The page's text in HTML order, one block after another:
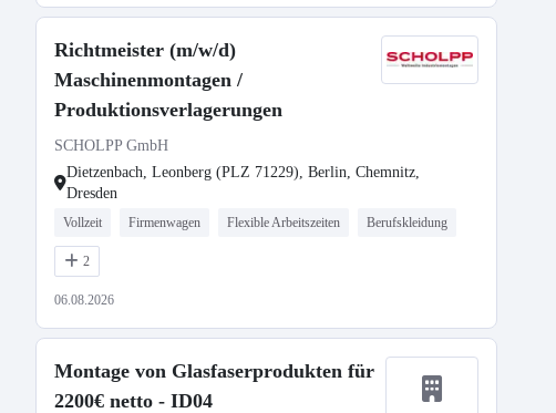
Richtmeister (m/w/d)
Maschinenmontagen /
Produktionsverlagerungen
SCHOLPP GmbH
Dietzenbach, Leonberg (PLZ 71229), Berlin, Chemnitz,
Dresden
Vollzeit Firmenwagen Flexible Arbeitszeiten Berufskleidung
2
06.08.2026
Montage von Glasfaserprodukten für
2200€ netto - ID04